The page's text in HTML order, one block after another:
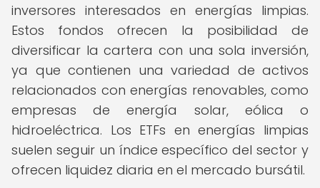
inversores interesados en energías limpias.
Estos fondos ofrecen la posibilidad de
diversificar la cartera con una sola inversión,
ya que contienen una variedad de activos
relacionados con energías renovables, como
empresas de energía solar, eólica o
hidroeléctrica. Los ETFs en energías limpias
suelen seguir un índice específico del sector y
ofrecen liquidez diaria en el mercado bursátil.